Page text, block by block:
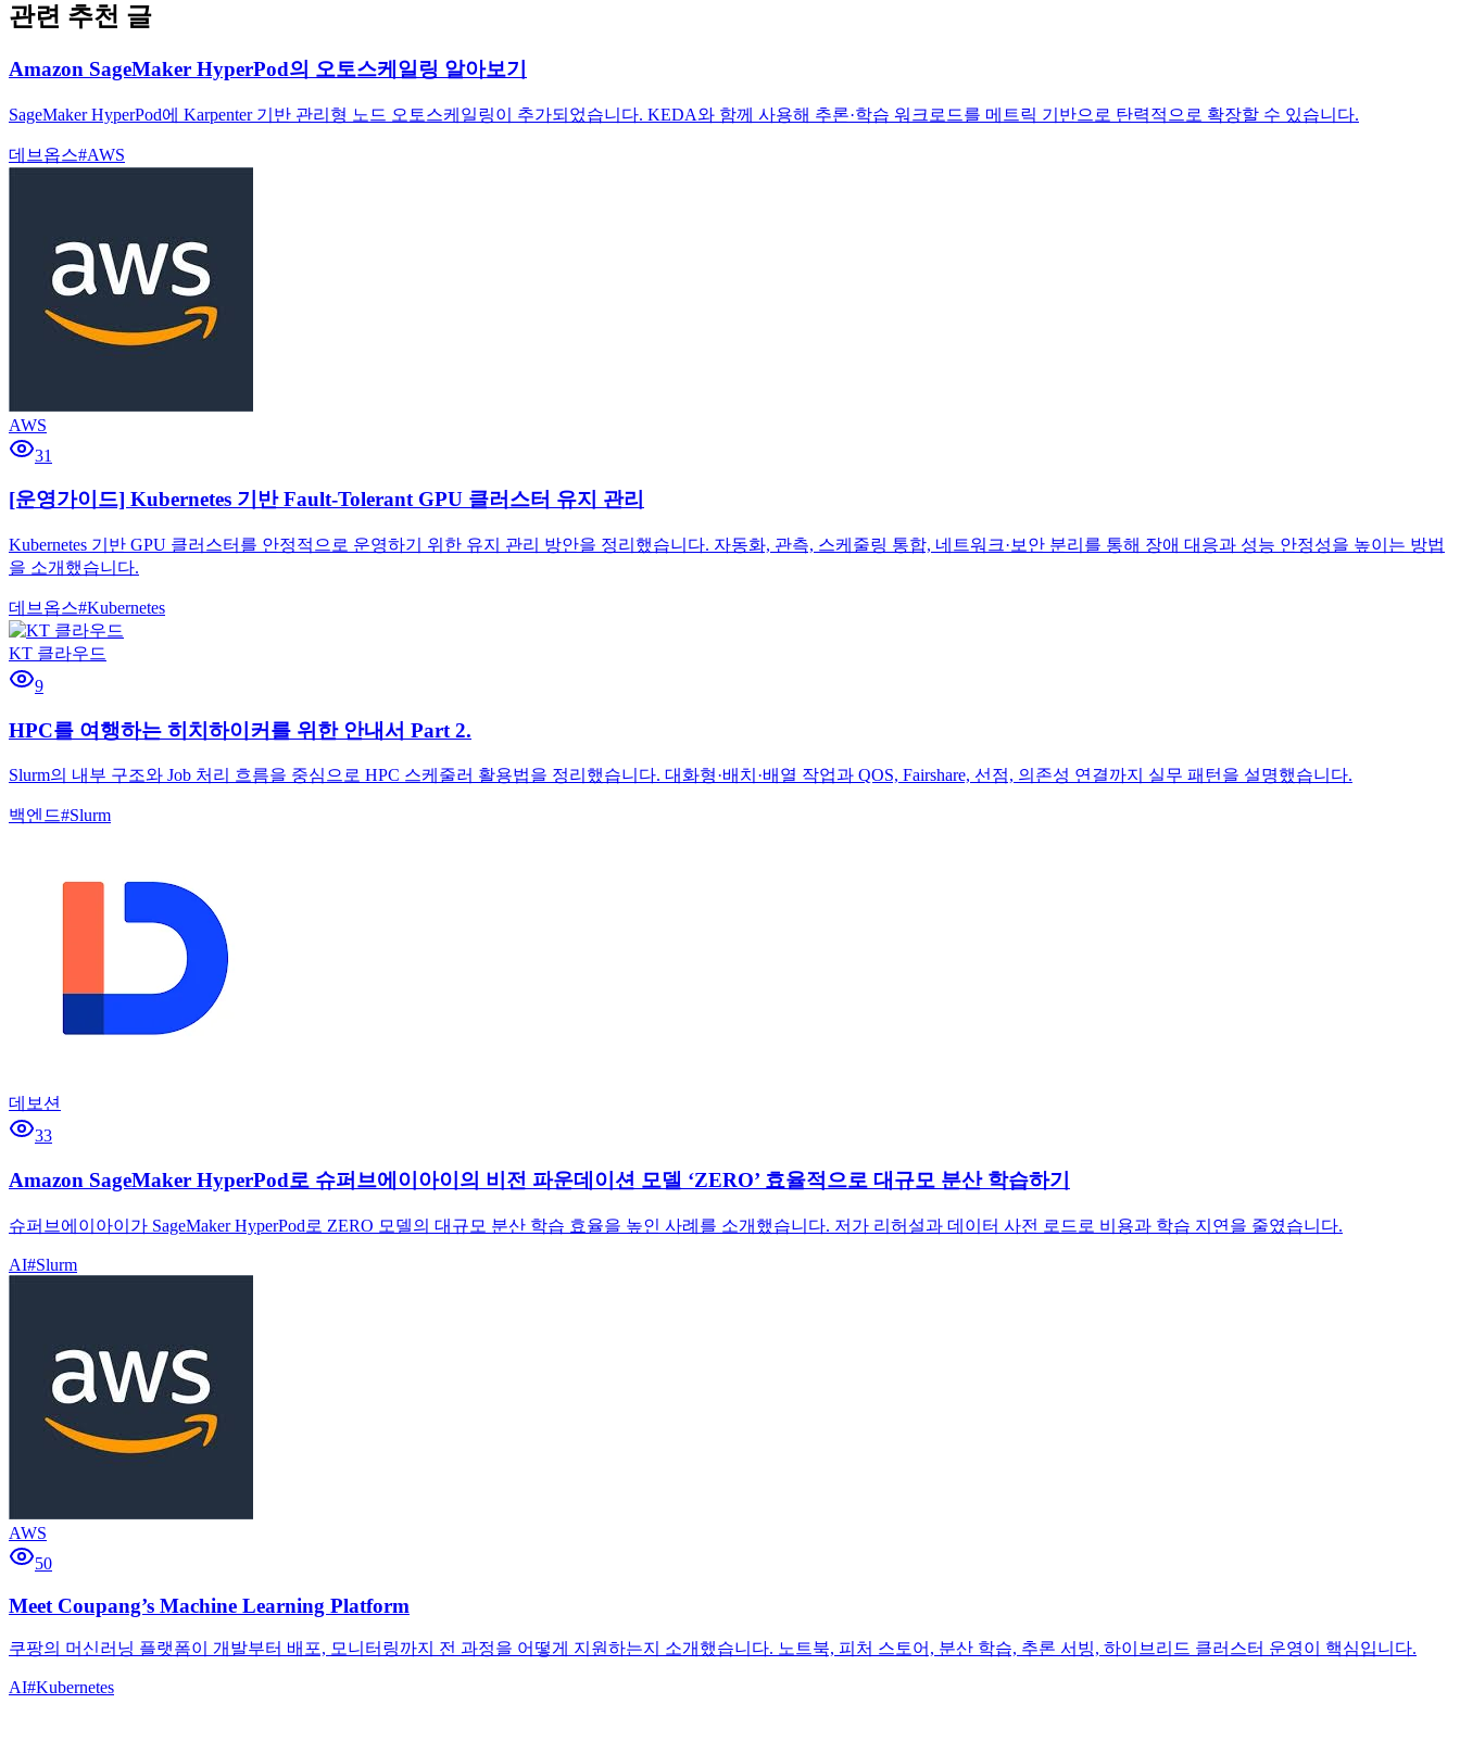
관련 추천 글
Amazon SageMaker HyperPod의 오토스케일링 알아보기
SageMaker HyperPod에 Karpenter 기반 관리형 노드 오토스케일링이 추가되었습니다. KEDA와 함께 사용해 추론·학습 워크로드를 메트릭 기반으로 탄력적으로 확장할 수 있습니다.
데브옵스#AWS
AWS
31
[운영가이드] Kubernetes 기반 Fault-Tolerant GPU 클러스터 유지 관리
Kubernetes 기반 GPU 클러스터를 안정적으로 운영하기 위한 유지 관리 방안을 정리했습니다. 자동화, 관측, 스케줄링 통합, 네트워크·보안 분리를 통해 장애 대응과 성능 안정성을 높이는 방법
을 소개했습니다.
데브옵스#Kubernetes
KT 클라우드
9
HPC를 여행하는 히치하이커를 위한 안내서 Part 2.
Slurm의 내부 구조와 Job 처리 흐름을 중심으로 HPC 스케줄러 활용법을 정리했습니다. 대화형·배치·배열 작업과 QOS, Fairshare, 선점, 의존성 연결까지 실무 패턴을 설명했습니다.
백엔드#Slurm
데보션
33
Amazon SageMaker HyperPod로 슈퍼브에이아이의 비전 파운데이션 모델 ‘ZERO’ 효율적으로 대규모 분산 학습하기
슈퍼브에이아이가 SageMaker HyperPod로 ZERO 모델의 대규모 분산 학습 효율을 높인 사례를 소개했습니다. 저가 리허설과 데이터 사전 로드로 비용과 학습 지연을 줄였습니다.
AI#Slurm
AWS
50
Meet Coupang’s Machine Learning Platform
쿠팡의 머신러닝 플랫폼이 개발부터 배포, 모니터링까지 전 과정을 어떻게 지원하는지 소개했습니다. 노트북, 피처 스토어, 분산 학습, 추론 서빙, 하이브리드 클러스터 운영이 핵심입니다.
AI#Kubernetes